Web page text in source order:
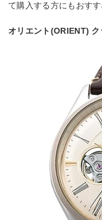
て購入する方にもおすす
オリエント(ORIENT)